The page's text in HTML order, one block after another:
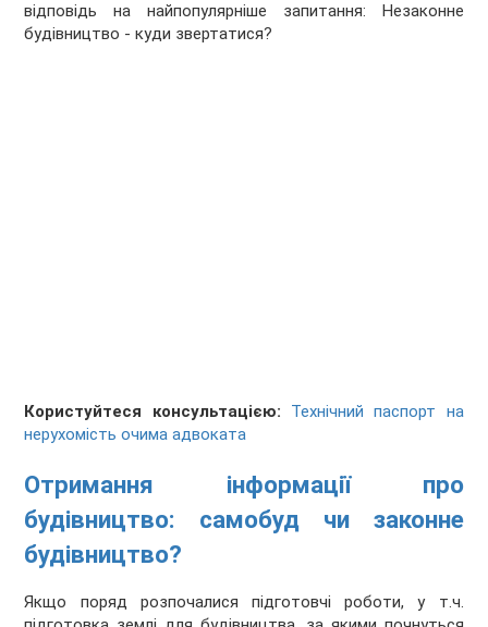
відповідь на найпопулярніше запитання: Незаконне
будівництво - куди звертатися?
Користуйтеся консультацією:
Технічний паспорт на
нерухомість очима адвоката
Отримання інформації про
будівництво: самобуд чи законне
будівництво?
Якщо поряд розпочалися підготовчі роботи, у т.ч.